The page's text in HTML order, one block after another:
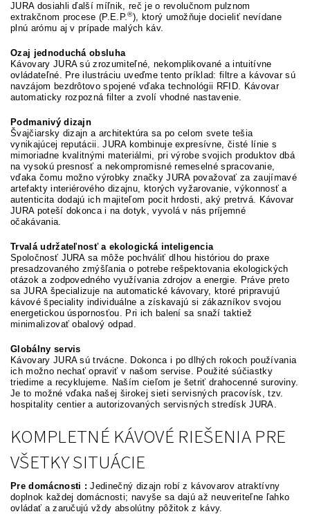
JURA dosiahli ďalší míľnik, reč je o revolučnom pulznom
extrakčnom procese (P.E.P.®), ktorý umožňuje docieliť nevídane
plnú arómu aj v prípade malých káv.
Ozaj jednoduchá obsluha
Kávovary JURA sú zrozumiteľné, nekomplikované a intuitívne
ovládateľné. Pre ilustráciu uveďme tento príklad: filtre a kávovar sú
navzájom bezdrôtovo spojené vďaka technológii RFID. Kávovar
automaticky rozpozná filter a zvolí vhodné nastavenie.
Podmanivý dizajn
Švajčiarsky dizajn a architektúra sa po celom svete tešia
vynikajúcej reputácii. JURA kombinuje expresívne, čisté línie s
mimoriadne kvalitnými materiálmi, pri výrobe svojich produktov dbá
na vysokú presnosť a nekompromisné remeselné spracovanie,
vďaka čomu možno výrobky značky JURA považovať za zaujímavé
artefakty interiérového dizajnu, ktorých vyžarovanie, výkonnosť a
autenticita dodajú ich majiteľom pocit hrdosti, aký pretrvá. Kávovar
JURA poteší dokonca i na dotyk, vyvolá v nás príjemné
očakávania.
Trvalá udržateľnosť a ekologická inteligencia
Spoločnosť JURA sa môže pochváliť dlhou históriou do praxe
presadzovaného zmýšľania o potrebe rešpektovania ekologických
otázok a zodpovedného využívania zdrojov a energie. Práve preto
sa JURA špecializuje na automatické kávovary, ktoré pripravujú
kávové špeciality individuálne a získavajú si zákazníkov svojou
energetickou úspornosťou. Pri ich balení sa snaží taktiež
minimalizovať obalový odpad.
Globálny servis
Kávovary JURA sú trvácne. Dokonca i po dlhých rokoch používania
ich možno nechať opraviť v našom servise. Použité súčiastky
triedime a recyklujeme. Naším cieľom je šetriť drahocenné suroviny.
Je to možné vďaka našej širokej sieti servisných pracovísk, tzv.
hospitality centier a autorizovaných servisných stredísk JURA.
KOMPLETNÉ KÁVOVÉ RIEŠENIA PRE
VŠETKY SITUÁCIE
Pre domácnosti : Jedinečný dizajn robí z kávovarov atraktívny
doplnok každej domácnosti; navyše sa dajú až neuveriteľne ľahko
ovládať a zaručujú vždy absolútny pôžitok z kávy.